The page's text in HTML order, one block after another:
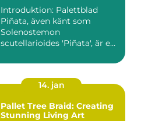
Introduktion: Palettblad
Piñata, även känt som
Solenostemon
scutellarioides 'Piñata', är en
14. jan
Pallet Tree Braid: Creating
Stunning Living Art